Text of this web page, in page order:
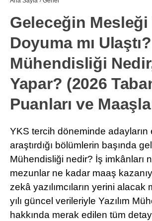
Geleceğin Mesleği
Doyuma mı Ulaştı?
Mühendisliği
Yapar? (2026
Puanları ve
YKS tercih döneminde adayların
araştırdığı bölümlerin başında
Mühendisliği nedir? İş imkânları
mezunlar ne kadar maaş
zekâ yazılımcıların yerini alacak
yılı güncel verileriyle Yazılım
hakkında merak edilen tüm